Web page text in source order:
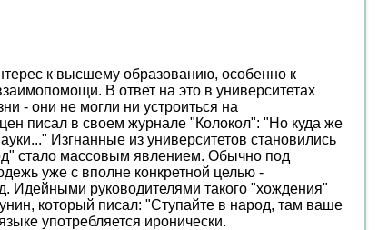
к высшему образованию, особенно к
В ответ на это в университетах
- они не могли ни устроиться на
писал в своем журнале "Колокол": "Но куда же
Изгнанные из университетов становились
стало массовым явлением. Обычно под
уже с вполне конкретной целью -
Идейными руководителями такого "хождения"
который писал: "Ступайте в народ, там ваше
употребляется иронически.